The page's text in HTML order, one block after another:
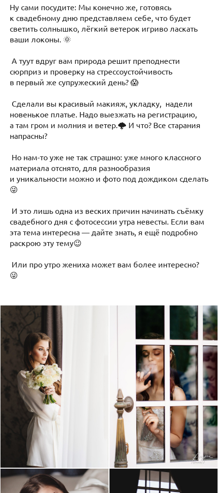
Ну сами посудите: Мы конечно же, готовясь
к свадебному дню представляем себе, что будет
светить солнышко, лёгкий ветерок игриво ласкать
ваши локоны. 🌞
А туут вдруг вам природа решит преподнести
сюрприз и проверку на стрессоустойчивость
в первый же супружеский день? 😱
Сделали вы красивый макияж, укладку, надели
новенькое платье. Надо выезжать на регистрацию,
а там гром и молния и ветер.🌩 И что? Все старания
напрасны?
Но нам-то уже не так страшно: уже много классного
материала отснято, для разнообразия
и уникальности можно и фото под дождиком сделать
😜
И это лишь одна из веских причин начинать съёмку
свадебного дня с фотосессии утра невесты. Если вам
эта тема интересна — дайте знать, я ещё подробно
раскрою эту тему😉
Или про утро жениха может вам более интересно?
😜